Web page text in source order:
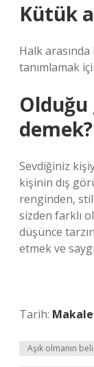
Kütük
Halk
tanımlamak
demek?
Sevdiğiniz
kişinin dış
renginden,
sizden farklı
düşünce
etmek ve
Tarih:
Aşık olmanın